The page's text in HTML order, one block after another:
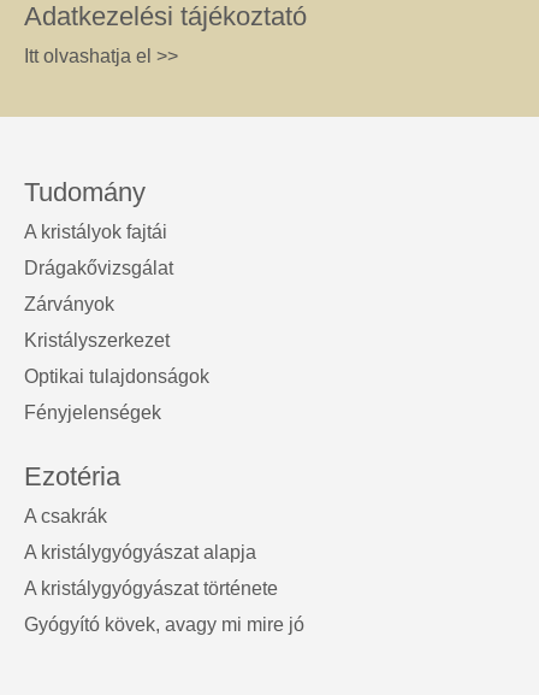
Adatkezelési tájékoztató
Itt olvashatja el >>
Tudomány
A kristályok fajtái
Drágakővizsgálat
Zárványok
Kristályszerkezet
Optikai tulajdonságok
Fényjelenségek
Ezotéria
A csakrák
A kristálygyógyászat alapja
A kristálygyógyászat története
Gyógyító kövek, avagy mi mire jó